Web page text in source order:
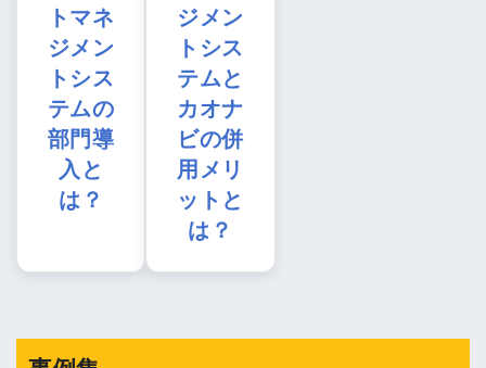
トマネ
ジメン
トシス
テムの
部門導
入と
は？
ジメン
トシス
テムと
カオナ
ビの併
用メリ
ットと
は？